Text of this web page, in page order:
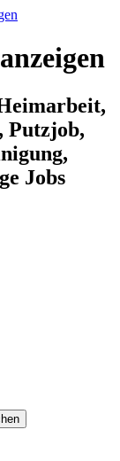
Putzjob,
Jobs